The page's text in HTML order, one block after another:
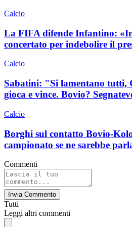
Calcio
La FIFA difende Infantino:
concertato per indebolire il
Calcio
Sabatini: "Si lamentano tutti,
gioca e vince. Bovio?
Calcio
Borghi sul contatto Bovio-
campionato se ne sarebbe
Commenti
Invia Commento
Tutti
Leggi altri commenti